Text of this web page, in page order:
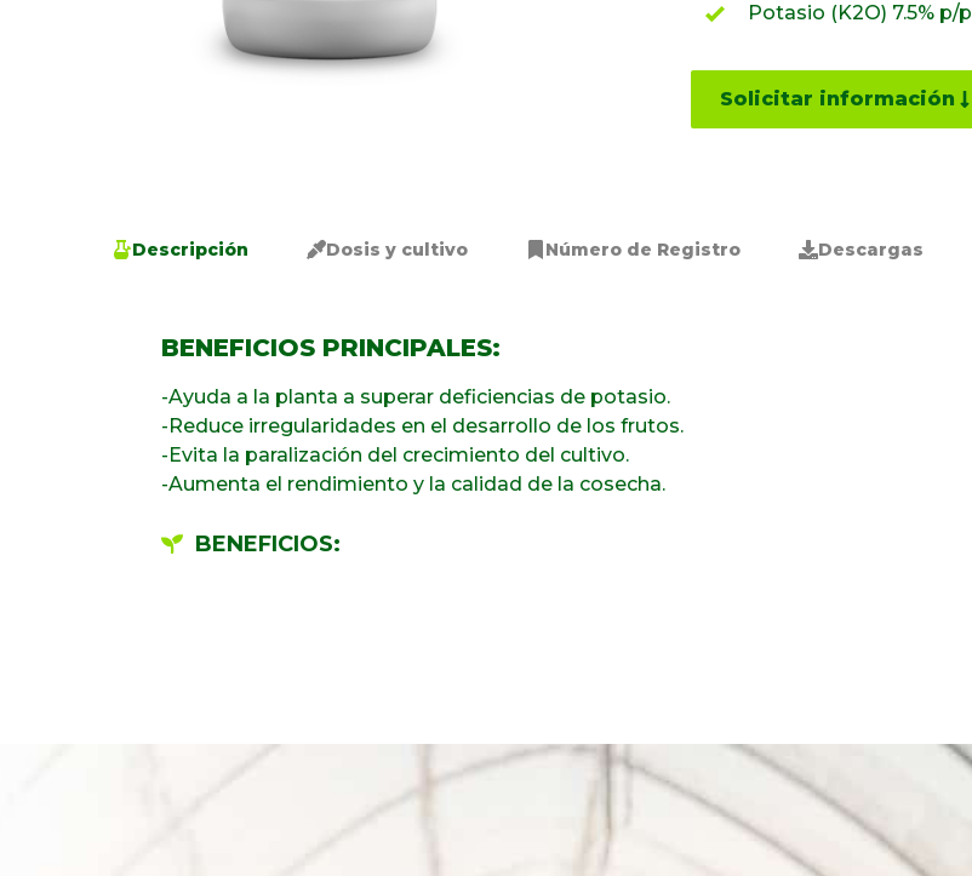
Potasio (K2O) 7.5% p/p
Solicitar información
Descripción Dosis y cultivo Número de Registro Descargas
BENEFICIOS PRINCIPALES:
-Ayuda a la planta a superar deficiencias de potasio.
-Reduce irregularidades en el desarrollo de los frutos.
-Evita la paralización del crecimiento del cultivo.
-Aumenta el rendimiento y la calidad de la cosecha.
BENEFICIOS: